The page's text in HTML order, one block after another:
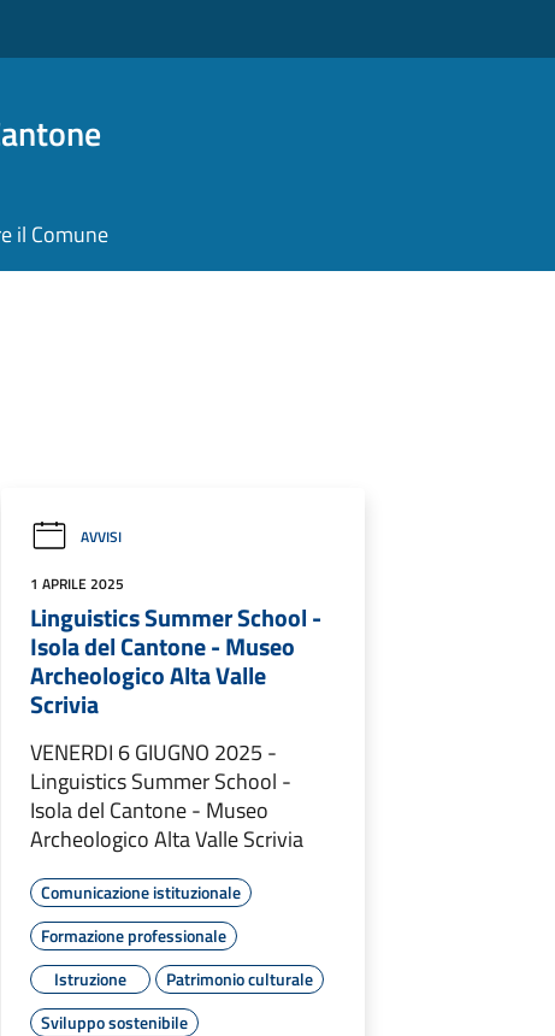
il Comune
AVVISI
1 APRILE 2025
Linguistics Summer School -
Isola del Cantone - Museo
Archeologico Alta Valle
Scrivia
VENERDI 6 GIUGNO 2025 -
Linguistics Summer School -
Isola del Cantone - Museo
Archeologico Alta Valle Scrivia
Comunicazione istituzionale
Formazione professionale
Istruzione
Patrimonio culturale
Sviluppo sostenibile